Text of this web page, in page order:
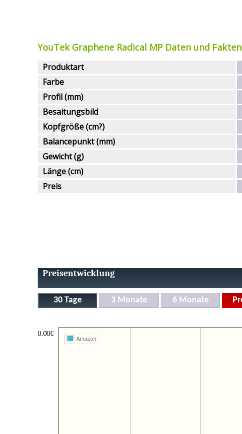
YouTek Graphene Radical MP Daten und Fakten
Produktart
Farbe
Profil (mm)
Besaitungsbild
Kopfgröße (cm?)
Balancepunkt (mm)
Gewicht (g)
Länge (cm)
Preis
Preisentwicklung
Amazon